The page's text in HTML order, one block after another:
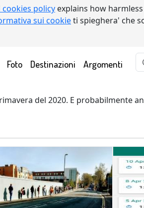
cookies policy explains how
sui cookieti spieghera' che
Foto Destinazioni Argomenti
del 2020. E probabilmente